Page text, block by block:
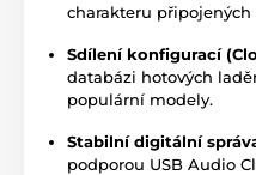
charakteru připojených
Sdílení konfigurací
databázi hotových
populární modely.
Stabilní digitální
podporou USB Audio